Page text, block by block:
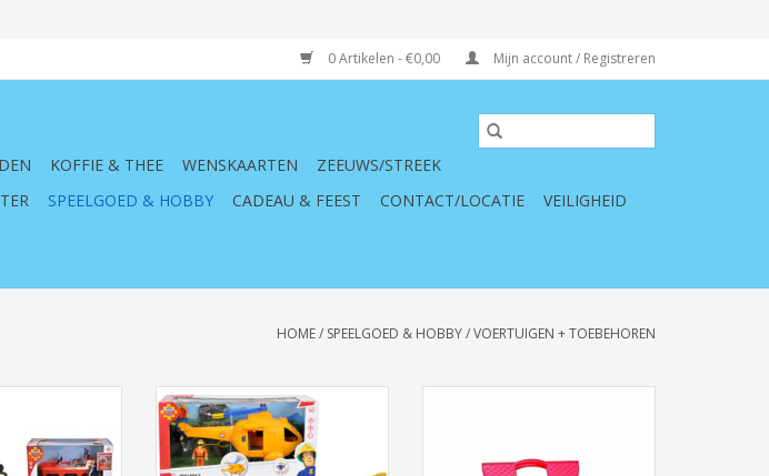
0 Artikelen - €0,00 Mijn account / Registreren
KOFFIE & THEE WENSKAARTEN
ZEEUWS/STREEK
SPEELGOED & HOBBY CADEAU & FEEST CONTACT/LOCATIE
VEILIGHEID
HOME/ SPEELGOED & HOBBY/VOERTUIGEN + TOEBEHOREN
WINKELWAGEN
Brandweerman Sam Heli Wallaby
TOEVOEGEN AAN WINKELWAGEN